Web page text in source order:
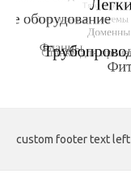
custom footer text left